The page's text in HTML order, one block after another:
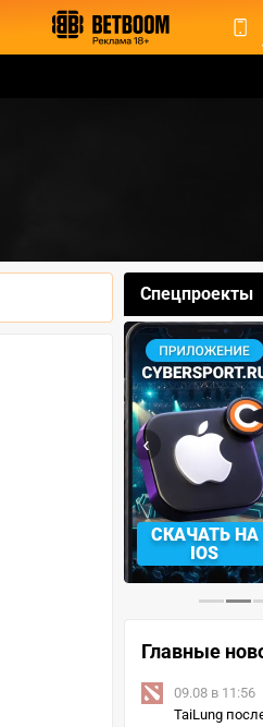
Спецпроекты
СКАЧАТЬ НА
IOS
‹
Главные
09.08 в 11:56
TaiLung